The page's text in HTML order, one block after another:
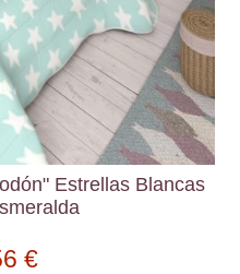
Estrellas Blancas
€